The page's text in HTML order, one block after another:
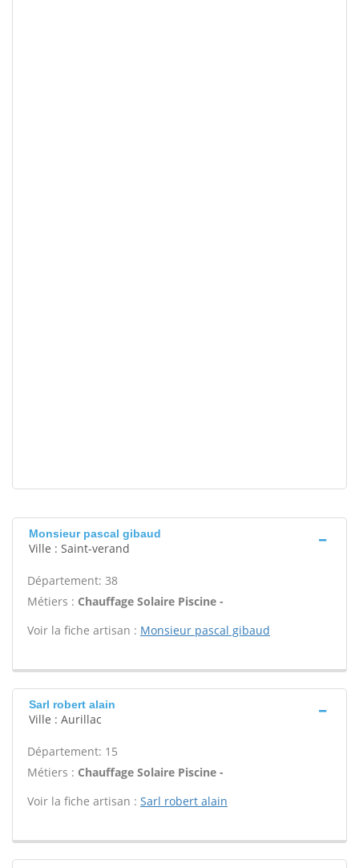
Monsieur pascal gibaud
Ville : Saint-verand
Département: 38
Métiers : Chauffage Solaire Piscine -
Voir la fiche artisan : Monsieur pascal gibaud
Sarl robert alain
Ville : Aurillac
Département: 15
Métiers : Chauffage Solaire Piscine -
Voir la fiche artisan : Sarl robert alain